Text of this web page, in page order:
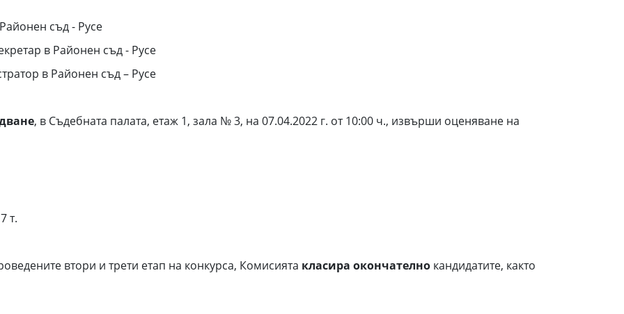
съд - Русе
в Районен съд - Русе
в Районен съд – Русе
, в Съдебната палата, етаж 1, зала № 3, на 07.04.2022 г. от 10:00 ч., извърши оценяване на
т.
втори и трети етап на конкурса, Комисията класира окончателно кандидатите, както